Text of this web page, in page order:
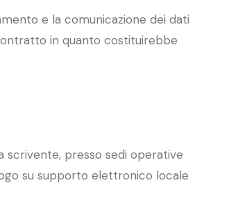
e la comunicazione dei dati
in quanto costituirebbe
scrivente, presso sedi operative
su supporto elettronico locale